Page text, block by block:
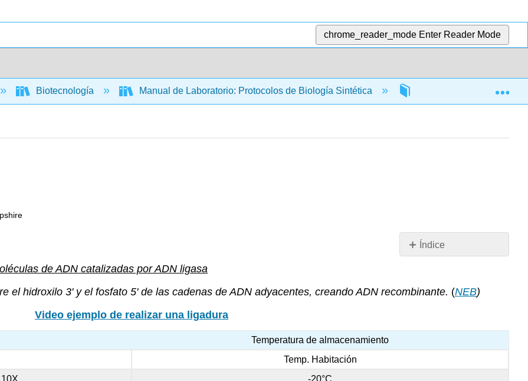
chrome_reader_mode Enter Reader Mode
Biotecnología Manual de Laboratorio: Protocolos de Biología Sintética 2: Manual de
Índice
Productos
de ADN catalizadas por ADN ligasa
el hidroxilo 3' y el fosfato 5' de las cadenas de ADN adyacentes, creando ADN recombinante. (NEB)
Video ejemplo de realizar una ligadura
Temperatura de almacenamiento
Temp. Habitación
-20°C